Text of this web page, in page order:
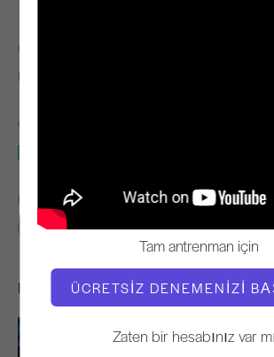
Tam antrenman için
ÜCRETSIZ DENEMENIZI
Zaten bir hesabınız var
ÖĞRETMEN
Lori Coleman-Brown
GEREKLI EKIPMAN
BENZER SINIFLARI BULUN
0 - 10 dakika
Ayak Düzeltici
Hoşunuza Gidebilecek Diğer